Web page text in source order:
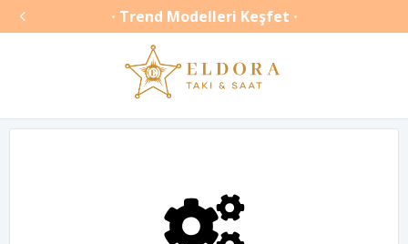
 • Trend Modelleri Keşfet •